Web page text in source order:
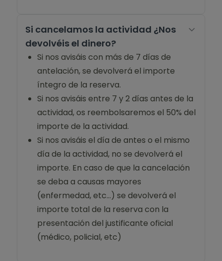
Si cancelamos la actividad ¿Nos
devolvéis el dinero?
Si nos avisáis con más de 7 días de
antelación, se devolverá el importe
íntegro de la reserva.
Si nos avisáis entre 7 y 2 días antes de la
actividad, os reembolsaremos el 50% del
importe de la actividad.
Si nos avisáis el día de antes o el mismo
día de la actividad, no se devolverá el
importe. En caso de que la cancelación
se deba a causas mayores
(enfermedad, etc…) se devolverá el
importe total de la reserva con la
presentación del justificante oficial
(médico, policial, etc)